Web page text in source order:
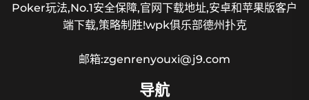
Poker玩法,No.1安全保障,官网下载地址,安卓和苹果版客户
端下载,策略制胜!wpk俱乐部德州扑克
邮箱:zgenrenyouxi@j9.com
导航